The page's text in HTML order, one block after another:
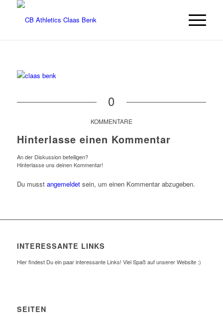
0
KOMMENTARE
Hinterlasse einen Kommentar
An der Diskussion beteiligen?
Hinterlasse uns deinen Kommentar!
Du musst angemeldetsein, um einen Kommentar abzugeben.
INTERESSANTE LINKS
Hier findest Du ein paar interessante Links! Viel Spaß auf unserer Website :)
SEITEN